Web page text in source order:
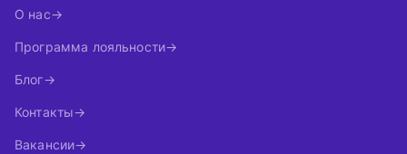
О нас
Программа лояльности
Блог
Контакты
Вакансии